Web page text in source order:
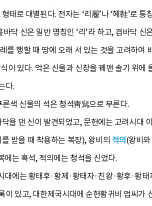
로 대별된다. 전자는 ‘리履’나 ‘혜鞋’로 통
신은 일반 명칭인 ‘리’라 하고, 겹바닥 신
를 행할 때 땅에 오래 서 있는 것을 고려하여
있다. 억은 신울과 신창을 꿰맨 솔기 위에
다.
색 신울의 석은 청석靑舃으로 부른다.
을 댄 신이 발견되었고, 문헌에는 고려시대
받을 때 착용하는 복장), 왕비의 적의(왕비
는 흑석, 적의에는 청석을 신었다.
대에는 황태후·황제·황태자·친왕·황후·황
있고, 대한제국시대에 순헌황귀비 엄씨가